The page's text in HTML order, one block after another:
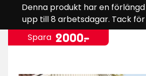
Denna produkt har en
upp till 8 arbetsdagar. Tack
Spara Pris
2000-
.2000
kr